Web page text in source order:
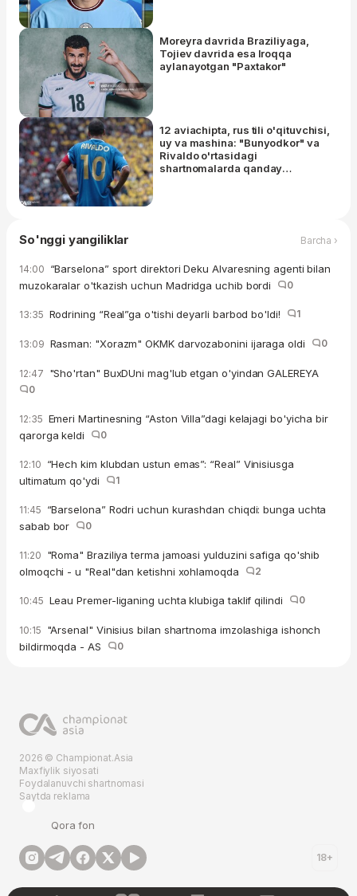
Moreyra davrida Braziliyaga,
Tojiev davrida esa Iroqqa
aylanayotgan "Paxtakor"
12 aviachipta, rus tili o'qituvchisi,
uy va mashina: "Bunyodkor" va
Rivaldo o'rtasidagi
shartnomalarda qanday
So'nggi yangiliklar Barcha ›
14:00 “Barselona” sport direktori Deku Alvaresning agenti bilan
muzokaralar o'tkazish uchun Madridga uchib bordi
0
13:35 Rodrining “Real”ga o'tishi deyarli barbod bo'ldi! 1
13:09 Rasman: "Xorazm" OKMK darvozabonini ijaraga oldi 0
12:47 "Sho'rtan" BuxDUni mag'lub etgan o'yindan GALEREYA
0
12:35 Emeri Martinesning “Aston Villa”dagi kelajagi bo'yicha bir
qarorga keldi
0
12:10 “Hech kim klubdan ustun emas”: “Real” Vinisiusga
ultimatum qo'ydi
1
11:45 “Barselona” Rodri uchun kurashdan chiqdi: bunga uchta
sabab bor
0
11:20 "Roma" Braziliya terma jamoasi yulduzini safiga qo'shib
olmoqchi - u "Real"dan ketishni xohlamoqda
2
10:45 Leau Premer-liganing uchta klubiga taklif qilindi 0
10:15 "Arsenal" Vinisius bilan shartnoma imzolashiga ishonch
bildirmoqda - AS
0
2026 © Championat.Asia
Maxfiylik siyosati
Foydalanuvchi shartnomasi
Saytda reklama
Qora fon
18+